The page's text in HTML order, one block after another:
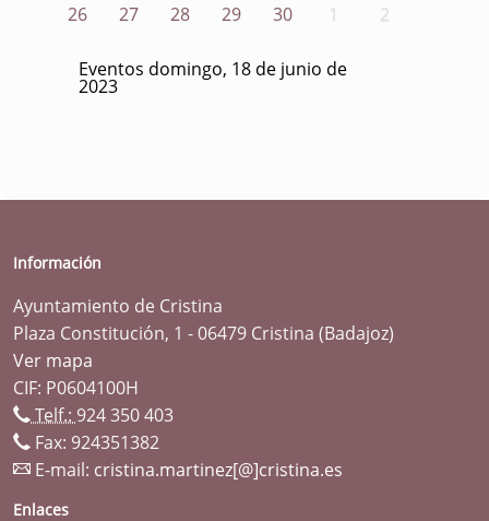
26
27 28 29 30 1 2
Eventos domingo, 18 de junio de
2023
Información
Ayuntamiento de Cristina
Plaza Constitución, 1 - 06479 Cristina (Badajoz)
Ver mapa
CIF: P0604100H
Telf.: 924 350 403
Fax: 924351382
E-mail: cristina.martinez[@]cristina.es
Enlaces